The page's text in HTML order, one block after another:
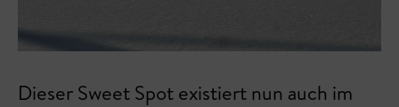
Dieser Sweet Spot existiert nun auch im